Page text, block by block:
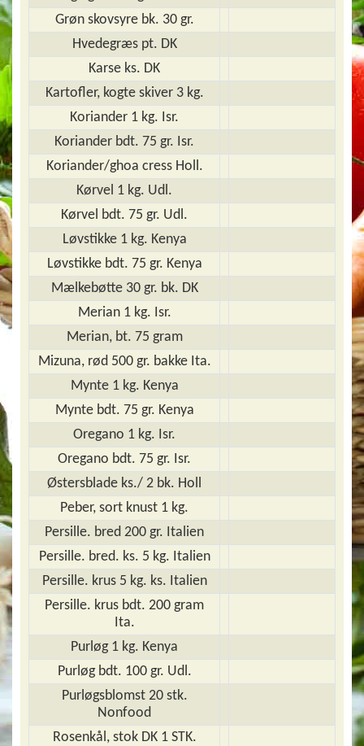
Grøn skovsyre bk. 30 gr.
Hvedegræs pt. DK
Karse ks. DK
Kartofler, kogte skiver 3 kg.
Koriander 1 kg. Isr.
Koriander bdt. 75 gr. Isr.
Koriander/ghoa cress Holl.
Kørvel 1 kg. Udl.
Kørvel bdt. 75 gr. Udl.
Løvstikke 1 kg. Kenya
Løvstikke bdt. 75 gr. Kenya
Mælkebøtte 30 gr. bk. DK
Merian 1 kg. Isr.
Merian, bt. 75 gram
Mizuna, rød 500 gr. bakke Ita.
Mynte 1 kg. Kenya
Mynte bdt. 75 gr. Kenya
Oregano 1 kg. Isr.
Oregano bdt. 75 gr. Isr.
Østersblade ks./ 2 bk. Holl
Peber, sort knust 1 kg.
Persille. bred 200 gr. Italien
Persille. bred. ks. 5 kg. Italien
Persille. krus 5 kg. ks. Italien
Persille. krus bdt. 200 gram
Ita.
Purløg 1 kg. Kenya
Purløg bdt. 100 gr. Udl.
Purløgsblomst 20 stk.
Nonfood
Rosenkål, stok DK 1 STK.